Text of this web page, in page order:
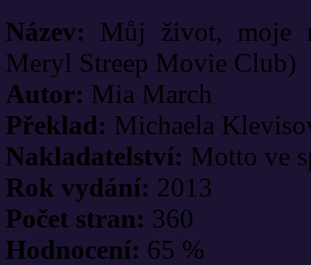
Název: Můj život, moje
Meryl Streep Movie Club)
Autor: Mia March
Překlad: Michaela
Nakladatelství: Motto ve
Rok vydání: 2013
Počet stran: 360
Hodnocení: 65 %